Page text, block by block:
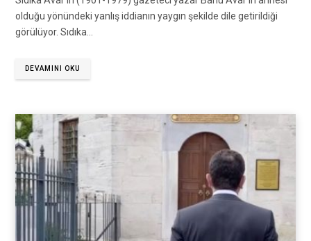
olduğu yönündeki yanlış iddianın yaygın şekilde dile getirildiği
görülüyor. Sıdıka…
DEVAMINI OKU